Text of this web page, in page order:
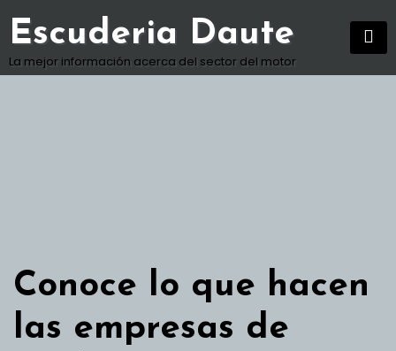
Escuderia Daute
La mejor información acerca del sector del motor
Conoce lo que hacen
las empresas de